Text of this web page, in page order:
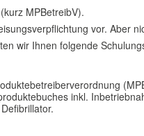
MPBetreibV).
vor. Aber
wir Ihnen folgende
inkl.